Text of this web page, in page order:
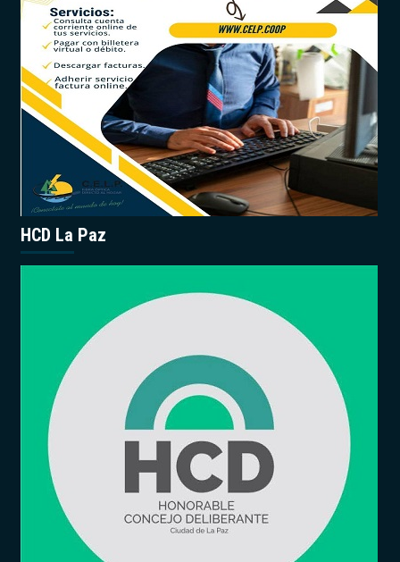
HCD La Paz